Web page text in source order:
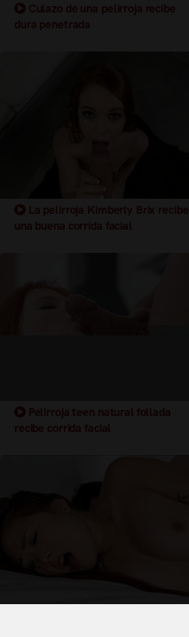
Culazo de una pelirroja recibe
dura penetrada
La pelirroja Kimberly Brix recibe
una buena corrida facial
Pelirroja teen natural follada
recibe corrida facial